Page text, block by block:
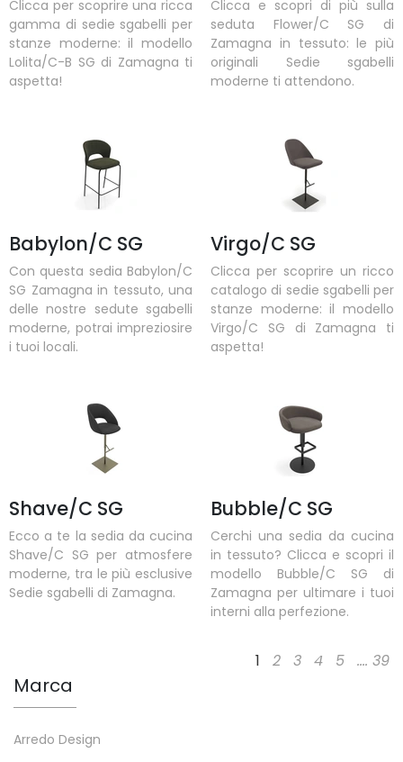
Clicca per scoprire una ricca
gamma di sedie sgabelli per
stanze moderne: il modello
Lolita/C-B SG di Zamagna ti
aspetta!
Clicca e scopri di più sulla
seduta Flower/C SG di
Zamagna in tessuto: le più
originali Sedie sgabelli
moderne ti attendono.
Babylon/C SG
Con questa sedia Babylon/C
SG Zamagna in tessuto, una
delle nostre sedute sgabelli
moderne, potrai impreziosire
i tuoi locali.
Virgo/C SG
Clicca per scoprire un ricco
catalogo di sedie sgabelli per
stanze moderne: il modello
Virgo/C SG di Zamagna ti
aspetta!
Shave/C SG
Ecco a te la sedia da cucina
Shave/C SG per atmosfere
moderne, tra le più esclusive
Sedie sgabelli di Zamagna.
Bubble/C SG
Cerchi una sedia da cucina
in tessuto? Clicca e scopri il
modello Bubble/C SG di
Zamagna per ultimare i tuoi
interni alla perfezione.
1 2 3 4 5 .... 39
Marca
Arredo Design